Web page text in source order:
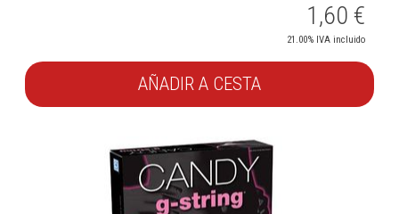
1,60 €
21.00% IVA incluido
AÑADIR A CESTA